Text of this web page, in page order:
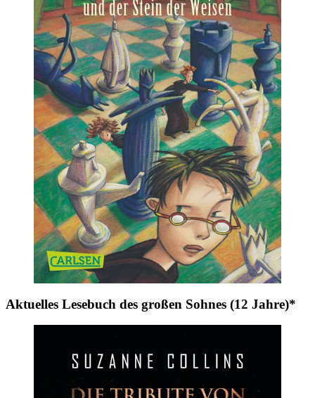
Aktuelles Lesebuch des großen Sohnes (12 Jahre)*